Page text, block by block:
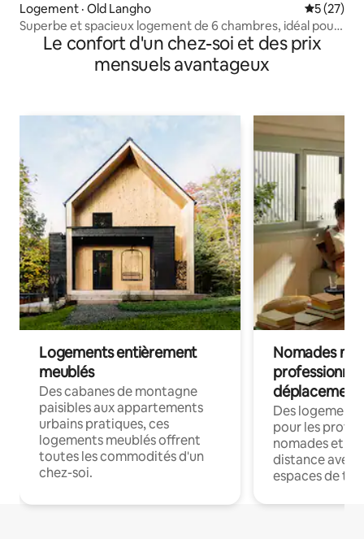
Logement · Old Langho Note
5 (27)
Superbe et spacieux logement de 6 chambres, idéal pour
le travail ou les familles
Le confort d'un chez-soi et des prix
mensuels avantageux
Logements entièrement
meublés
Des cabanes de montagne
paisibles aux appartements
urbains pratiques, ces
logements meublés offrent
toutes les commodités d'un
chez-soi.
Nomades
déplacement
Des
pour les
nomades et
distance avec
espaces de